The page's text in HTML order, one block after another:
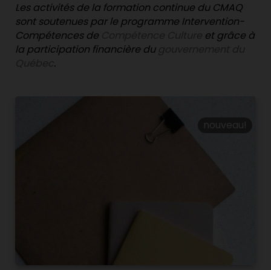
Les activités de la formation continue du CMAQ
sont soutenues par le programme Intervention-
Compétences de
et grâce à
la participation financière du
.
nouveau!